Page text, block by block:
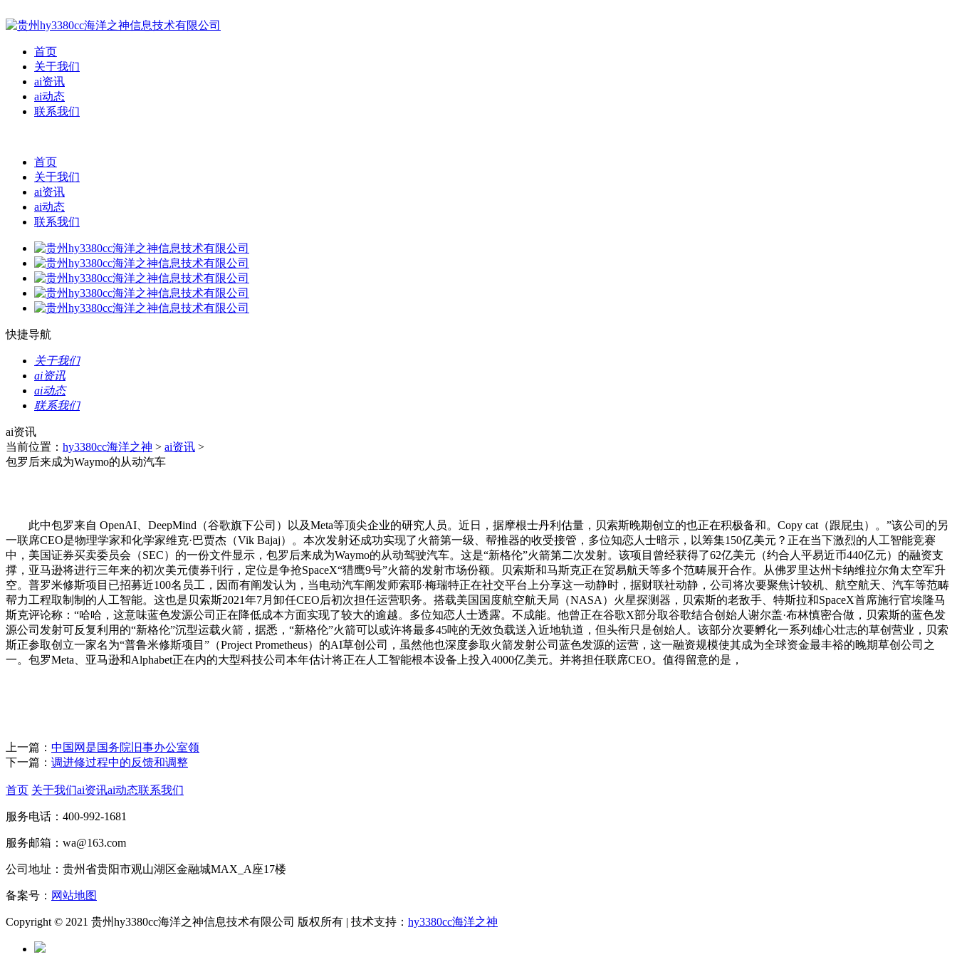
首页
关于我们
ai资讯
ai动态
联系我们
首页
关于我们
ai资讯
ai动态
联系我们
快捷导航
关于我们
ai资讯
ai动态
联系我们
ai资讯
当前位置： hy3380cc海洋之神 > ai资讯 >
包罗后来成为Waymo的从动汽车
此中包罗来自 OpenAI、DeepMind（谷歌旗下公司）以及Meta等顶尖企业的研究人员。近日，据摩根士丹利估量，贝索斯晚期创立的也正在积极备和。Copy cat（跟屁虫）。”该公司的另
一联席CEO是物理学家和化学家维克·巴贾杰（Vik Bajaj）。本次发射还成功实现了火箭第一级、帮推器的收受接管，多位知恋人士暗示，以筹集150亿美元？正在当下激烈的人工智能竞赛
中，美国证券买卖委员会（SEC）的一份文件显示，包罗后来成为Waymo的从动驾驶汽车。这是“新格伦”火箭第二次发射。该项目曾经获得了62亿美元（约合人平易近币440亿元）的融资支
撑，亚马逊将进行三年来的初次美元债券刊行，定位是争抢SpaceX“猎鹰9号”火箭的发射市场份额。贝索斯和马斯克正在贸易航天等多个范畴展开合作。从佛罗里达州卡纳维拉尔角太空军升
空。普罗米修斯项目已招募近100名员工，因而有阐发认为，当电动汽车阐发师索耶·梅瑞特正在社交平台上分享这一动静时，据财联社动静，公司将次要聚焦计较机、航空航天、汽车等范畴
帮力工程取制制的人工智能。这也是贝索斯2021年7月卸任CEO后初次担任运营职务。搭载美国国度航空航天局（NASA）火星探测器，贝索斯的老敌手、特斯拉和SpaceX首席施行官埃隆马
斯克评论称：“哈哈，这意味蓝色发源公司正在降低成本方面实现了较大的逾越。多位知恋人士透露。不成能。他曾正在谷歌X部分取谷歌结合创始人谢尔盖·布林慎密合做，贝索斯的蓝色发
源公司发射可反复利用的“新格伦”沉型运载火箭，据悉，“新格伦”火箭可以或许将最多45吨的无效负载送入近地轨道，但头衔只是创始人。该部分次要孵化一系列雄心壮志的草创营业，贝索
斯正参取创立一家名为“普鲁米修斯项目”（Project Prometheus）的AI草创公司，虽然他也深度参取火箭发射公司蓝色发源的运营，这一融资规模使其成为全球资金最丰裕的晚期草创公司之
一。包罗Meta、亚马逊和Alphabet正在内的大型科技公司本年估计将正在人工智能根本设备上投入4000亿美元。并将担任联席CEO。值得留意的是，
上一篇： 中国网是国务院旧事办公室领
下一篇： 调进修过程中的反馈和调整
首页 关于我们ai资讯ai动态联系我们
服务电话：400-992-1681
服务邮箱：wa@163.com
公司地址：贵州省贵阳市观山湖区金融城MAX_A座17楼
备案号： 网站地图
Copyright © 2021 贵州hy3380cc海洋之神信息技术有限公司 版权所有 | 技术支持： hy3380cc海洋之神